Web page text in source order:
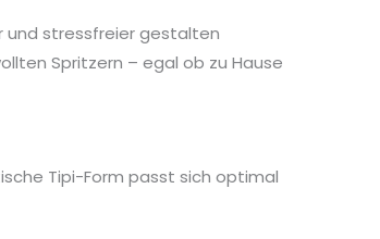
und stressfreier gestalten
Spritzern – egal ob zu Hause
Tipi-Form passt sich optimal